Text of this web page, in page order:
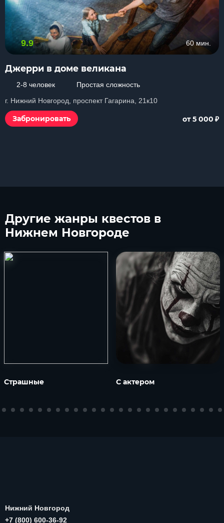
9.9 60 мин.
Джерри в доме великана
2-8 человек
Простая сложность
г. Нижний Новгород, проспект Гагарина, 21к10
Забронировать от 5 000 ₽
Другие жанры квестов в
Нижнем Новгороде
Страшные С актером
Нижний Новгород
+7 (800) 600-36-92